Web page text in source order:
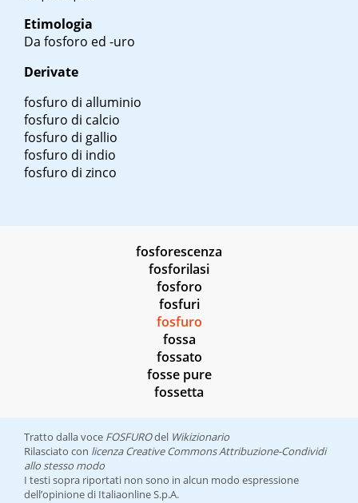
Etimologia
Da fosforo ed -uro
Derivate
fosfuro di alluminio
fosfuro di calcio
fosfuro di gallio
fosfuro di indio
fosfuro di zinco
fosforescenza
fosforilasi
fosforo
fosfuri
fosfuro
fossa
fossato
fosse pure
fossetta
Tratto dalla voce FOSFUROdel Wikizionario
Rilasciato con licenza Creative Commons Attribuzione-Condividi
allo stesso modo
I testi sopra riportati non sono in alcun modo espressione
dell’opinione di Italiaonline S.p.A.